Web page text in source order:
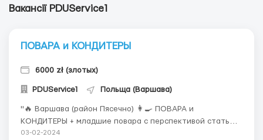
Вакансії PDUService1
ПОВАРА и КОНДИТЕРЫ
6000 zł (злотых)
PDUService1 Польща (Варшава)
"🔥 Варшава (район Пясечно) 👩‍🍳 ПОВАРА и
КОНДИТЕРЫ + младшие повара с перспективой стать
поваром 💰💰 до 6000 зл нетто в месяц 📍 Повара и
03-02-2024